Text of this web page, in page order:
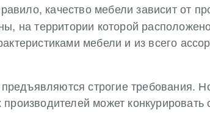
качество мебели зависит от
на территории которой
мебели и из всего
строгие требования.
может